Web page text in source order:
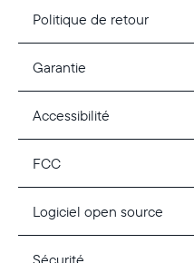
Politique de retour
Garantie
Accessibilité
FCC
Logiciel open source
Sécurité